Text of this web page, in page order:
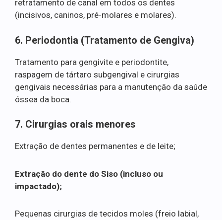
retratamento de canal em todos os dentes
(incisivos, caninos, pré-molares e molares).
6. Periodontia (Tratamento de Gengiva)
Tratamento para gengivite e periodontite,
raspagem de tártaro subgengival e cirurgias
gengivais necessárias para a manutenção da saúde
óssea da boca.
7. Cirurgias orais menores
Extração de dentes permanentes e de leite;
Extração do dente do Siso (incluso ou
impactado);
Pequenas cirurgias de tecidos moles (freio labial,